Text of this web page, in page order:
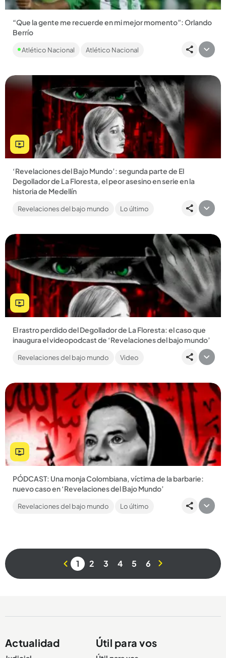
“Que la gente me recuerde en mi mejor momento”: Orlando
Berrío
fútbol jugando con Atlético Nacional....
Atlético Nacional Atlético Nacional
Compartir Noticia
‘Revelaciones del Bajo Mundo’: segunda parte de El
Degollador de La Floresta, el peor asesino en serie en la
historia de Medellín
Con su nuevo formato, en video, El Inspector contará la parte
final de esta escalofriante historia....
Revelaciones del bajo mundo Lo último
Compartir Noticia
El rastro perdido del Degollador de La Floresta: el caso que
inaugura el videopodcast de ‘Revelaciones del bajo mundo’
adelante con su nuevo formato en video....
Revelaciones del bajo mundo Video
Compartir Noticia
PÓDCAST: Una monja Colombiana, víctima de la barbarie:
nuevo caso en ‘Revelaciones del Bajo Mundo’
Descubre la historia de una religiosa colombiana secuestrada
por Al Qaeda en África. En este nuevo episodio de
Revelaciones del bajo mundo Lo último
1 2 3 4 5 6
Actualidad Útil para vos